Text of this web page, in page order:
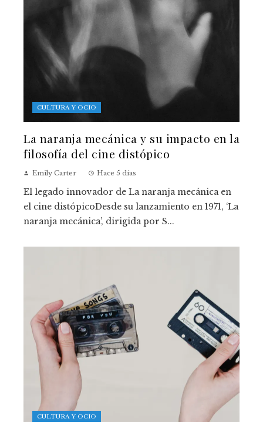
CULTURA Y OCIO
La naranja mecánica y su impacto en la
filosofía del cine distópico
Emily Carter Hace 5 días
El legado innovador de La naranja mecánica en
el cine distópicoDesde su lanzamiento en 1971, ‘La
naranja mecánica’, dirigida por S...
CULTURA Y OCIO